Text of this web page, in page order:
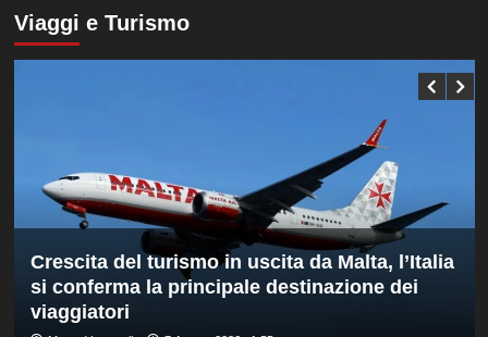
in
due
su
Nuoto
artistico,
nella
routine
acrobatica
squadre
Viaggi e Turismo
Crescita del turismo in uscita da Malta, l’Italia
si conferma la principale destinazione dei
viaggiatori